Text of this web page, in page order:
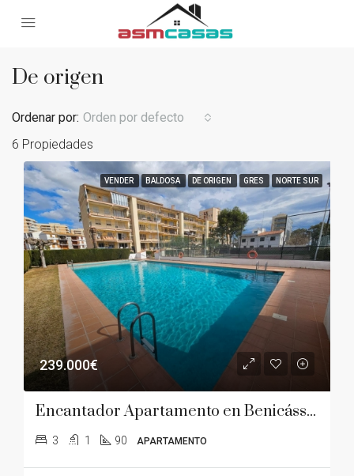
De origen
6 Propiedades
Ordenar por: Orden por defecto
VENDER BALDOSA DE ORIGEN GRES NORTE SUR
239.000€
Encantador Apartamento en Benicássim
3 1 90 APARTAMENTO